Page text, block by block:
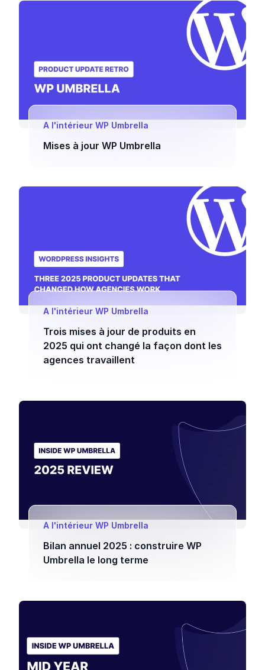
A l'intérieur WP Umbrella
Mises à jour WP Umbrella
A l'intérieur WP Umbrella
Trois mises à jour de produits en
2025 qui ont changé la façon dont les
agences travaillent
A l'intérieur WP Umbrella
Bilan annuel 2025 : construire WP
Umbrella le long terme